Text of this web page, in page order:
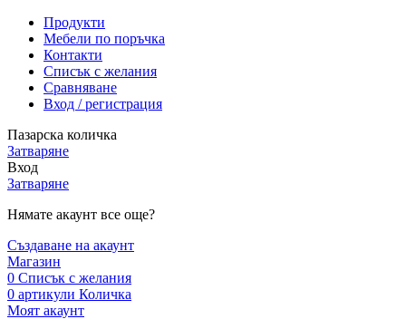
Продукти
Мебели по поръчка
Контакти
Списък с желания
Сравняване
Вход / регистрация
Пазарска количка
Затваряне
Вход
Затваряне
Нямате акаунт все още?
Създаване на акаунт
Магазин
0 Списък с желания
0 артикули Количка
Моят акаунт